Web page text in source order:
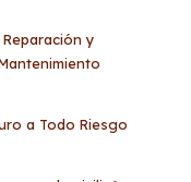
Reparación y
a Todo Riesgo